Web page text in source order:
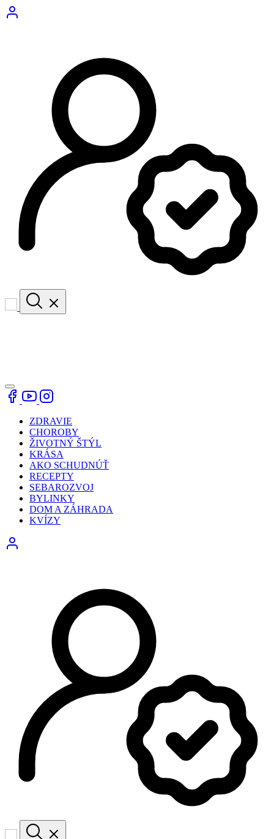
ZDRAVIE
CHOROBY
ŽIVOTNÝ ŠTÝL
KRÁSA
AKO SCHUDNÚŤ
RECEPTY
SEBAROZVOJ
BYLINKY
DOM A ZÁHRADA
KVÍZY